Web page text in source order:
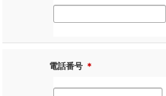
電話番号 ＊